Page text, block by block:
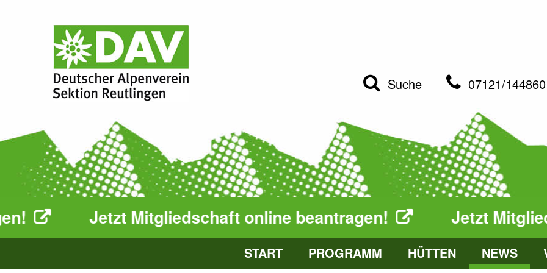
Suche 07121/144860
Jetzt Mitgliedschaft online beantragen! Jetzt
START PROGRAMM HÜTTEN NEWS